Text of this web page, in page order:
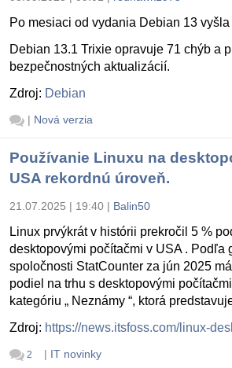
Po mesiaci od vydania Debian 13
Debian 13.1 Trixie opravuje 71 chýb a
bezpečnostných aktualizácií.
Zdroj: Debian
| Nová verzia
Používanie Linuxu na
USA rekordnú úroveň.
21.07.2025 | 19:40 | Balin50
Linux prvýkrát v histórii prekročil 5 %
desktopovými počítačmi v USA . Podľa
spoločnosti StatCounter za jún 2025
podiel na trhu s desktopovými
kategóriu „ Neznámy “, ktorá
Zdroj: https://news.itsfoss.com/linux-
2 | IT novinky